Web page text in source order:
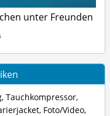
unter Freunden
, Tauchkompressor,
, Foto/Video,